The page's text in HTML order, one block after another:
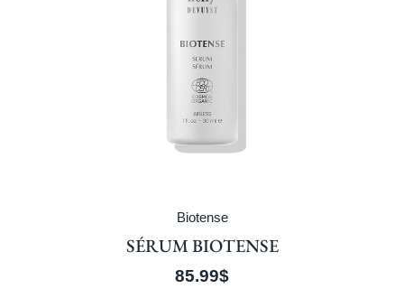
Biotense
SÉRUM BIOTENSE
85.99$